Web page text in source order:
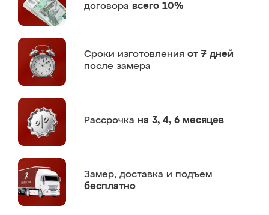
договора всего 10%
Сроки изготовления от 7 дней
после замера
Рассрочка на 3, 4, 6 месяцев
Замер, доставка и подъем
бесплатно